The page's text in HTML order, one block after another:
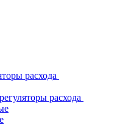
расхода
расхода